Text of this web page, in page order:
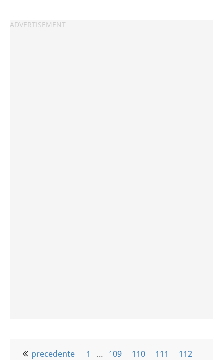
precedente 1 … 109 110 111
112